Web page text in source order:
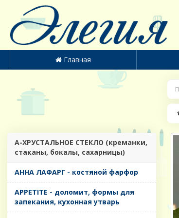
Главная
A-ХРУСТАЛЬНОЕ СТЕКЛО (креманки,
стаканы, бокалы, сахарницы)
AHHA ЛАФАРГ - костяной фарфор
APPETITE - доломит, формы для
запекания, кухонная утварь